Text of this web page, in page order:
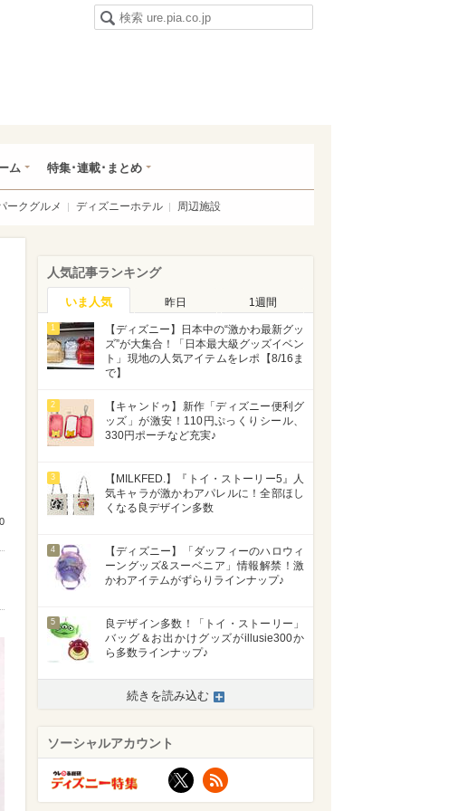
ム 特集･連載･まとめ
ークグルメ ディズニーホテル 周辺施設
人気記事ランキング
いま人気 昨日 1週間
1
【ディズニー】日本中の“激かわ最新グッ
ズ”が大集合！「日本最大級グッズイベン
ト」現地の人気アイテムをレポ【8/16ま
で】
2
【キャンドゥ】新作「ディズニー便利グ
ッズ」が激安！110円ぷっくりシール、
330円ポーチなど充実♪
3
【MILKFED.】『トイ・ストーリー5』人
気キャラが激かわアパレルに！全部ほし
くなる良デザイン多数
4
【ディズニー】「ダッフィーのハロウィ
ーングッズ&スーベニア」情報解禁！激
かわアイテムがずらりラインナップ♪
5
良デザイン多数！「トイ・ストーリー」
バッグ＆お出かけグッズがillusie300か
ら多数ラインナップ♪
続きを読み込む
ソーシャルアカウント
X